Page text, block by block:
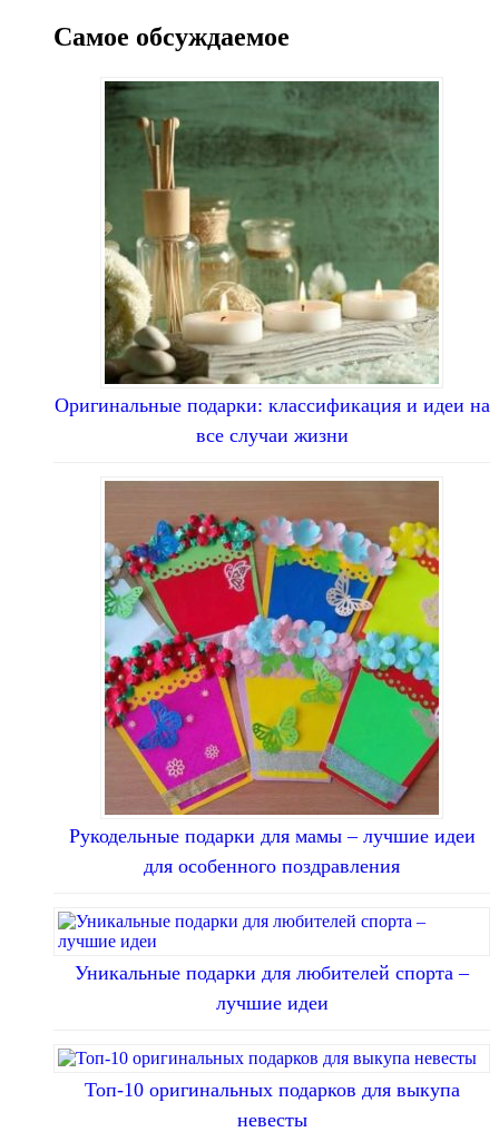
Самое обсуждаемое
Оригинальные подарки: классификация и идеи на
все случаи жизни
Рукодельные подарки для мамы – лучшие идеи
для особенного поздравления
Уникальные подарки для любителей спорта –
лучшие идеи
Топ-10 оригинальных подарков для выкупа
невесты